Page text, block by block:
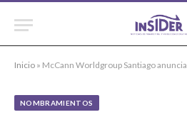
Inicio » McCann Worldgroup Santiago anuncia dos promociones
NOMBRAMIENTOS